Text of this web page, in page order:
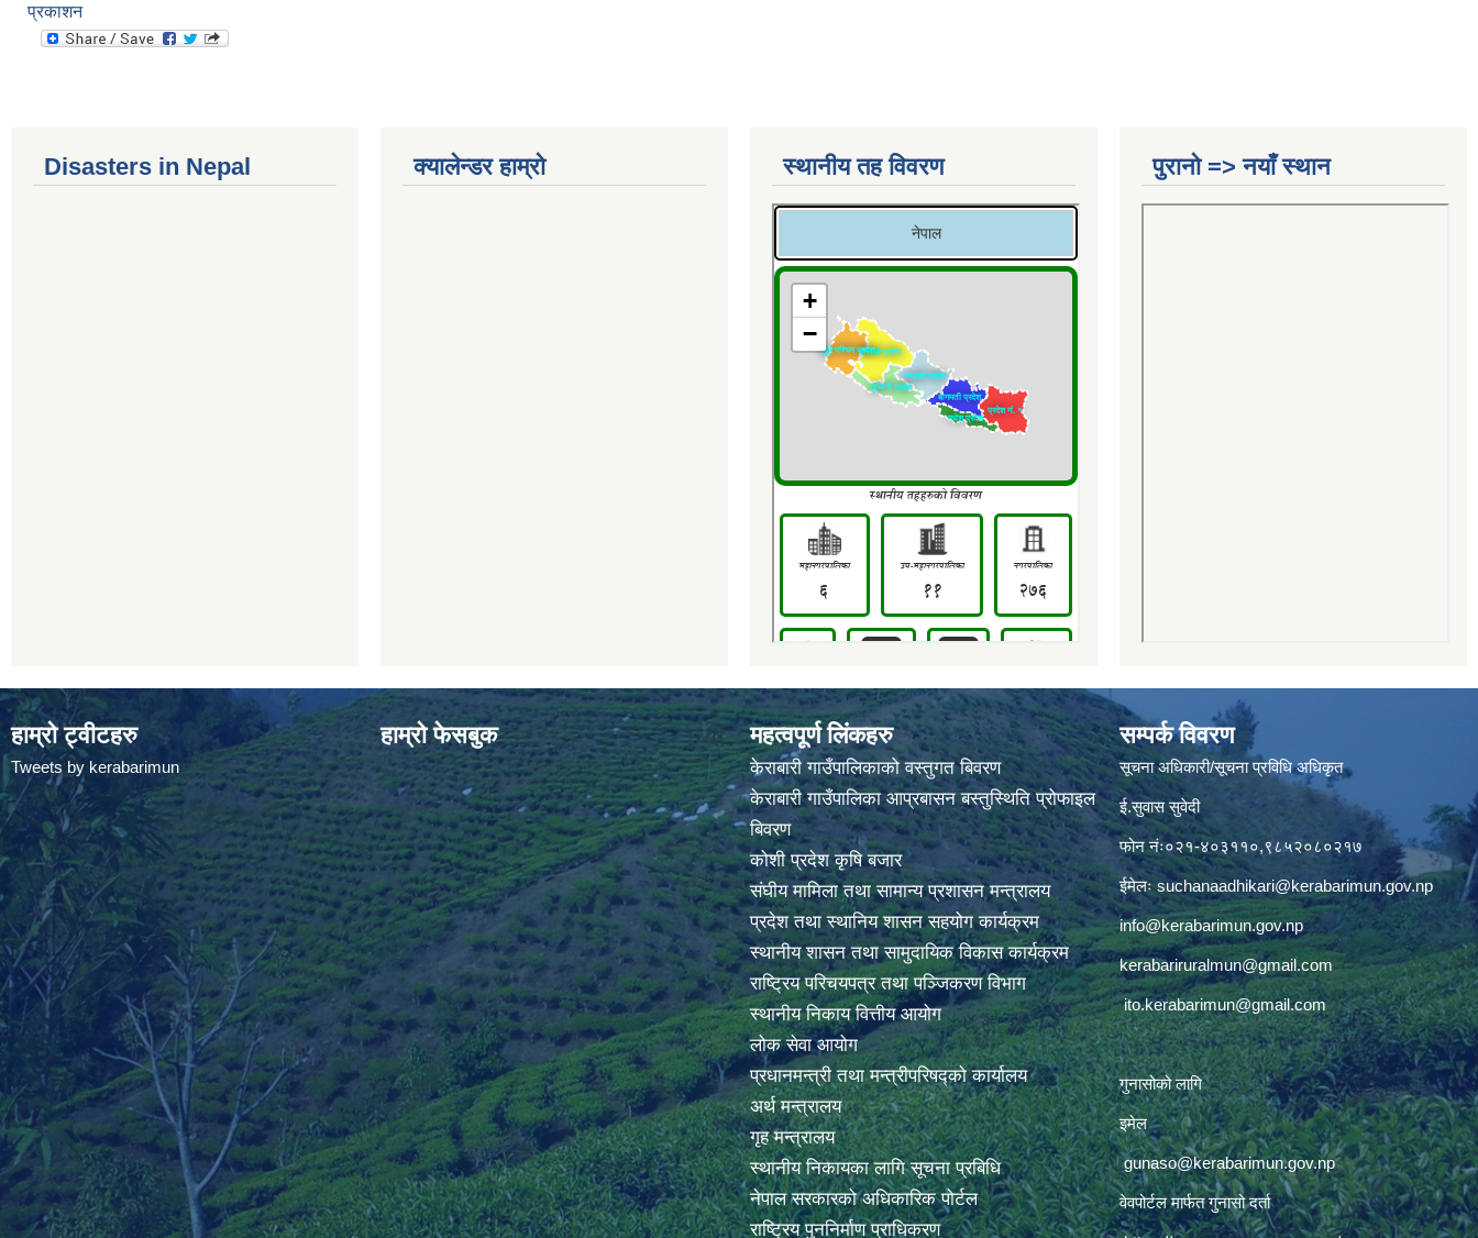
प्रकाशन
Disasters in Nepal क्यालेन्डर हाम्रो स्थानीय तह विवरण पुरानो => नयाँ स्थान
हाम्रो ट्वीटहरु
Tweets by kerabarimun
हाम्रो फेसबुक महत्वपूर्ण लिंकहरु
केराबारी गाउँपालिकाको वस्तुगत बिवरण
केराबारी गाउँपालिका आप्रबासन बस्तुस्थिति प्रोफाइल
बिवरण
कोशी प्रदेश कृषि बजार
संघीय मामिला तथा सामान्य प्रशासन मन्त्रालय
प्रदेश तथा स्थानिय शासन सहयोग कार्यक्रम
स्थानीय शासन तथा सामुदायिक विकास कार्यक्रम
राष्ट्रिय परिचयपत्र तथा पञ्जिकरण विभाग
स्थानीय निकाय वित्तीय आयोग
लोक सेवा आयोग
प्रधानमन्त्री तथा मन्त्रीपरिषद्को कार्यालय
अर्थ मन्त्रालय
गृह मन्त्रालय
स्थानीय निकायका लागि सूचना प्रबिधि
नेपाल सरकारको अधिकारिक पोर्टल
राष्ट्रिय पुननिर्माण प्राधिकरण
सम्पर्क विवरण
सूचना अधिकारी/सूचना प्रविधि अधिकृत
ई.सुवास सुवेदी
फोन नंः०२१-४०३११०,९८५२०८०२१७
ईमेलःsuchanaadhikari@kerabarimun.gov.np
info@kerabarimun.gov.np
kerabariruralmun@gmail.com
ito.kerabarimun@gmail.com
गुनासोको लागि
इमेल
gunaso@kerabarimun.gov.np
वेवपोर्टल मार्फत गुनासो दर्ता